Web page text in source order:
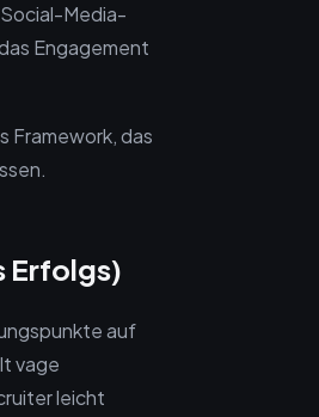
Media-
Engagement
Framework, das
Erfolgs)
auf
vage
leicht